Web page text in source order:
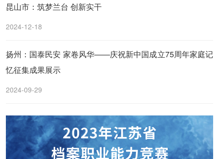
昆山市：筑梦兰台 创新实干
2024-12-18
扬州：国泰民安 家卷风华——庆祝新中国成立75周年家庭记
忆征集成果展示
2024-09-29